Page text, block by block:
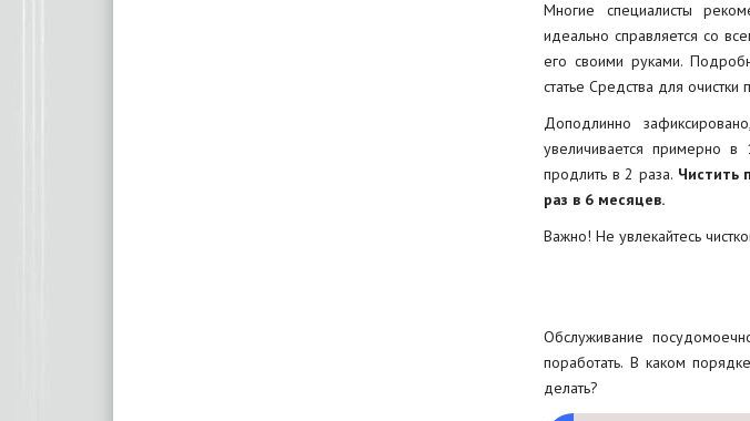
Многие специалисты
идеально справляется со
его своими руками.
статье Средства для
Доподлинно
увеличивается примерно
продлить в 2 раза. Чистить
раз в 6 месяцев.
Важно! Не увлекайтесь
Обслуживание
поработать. В каком
делать?